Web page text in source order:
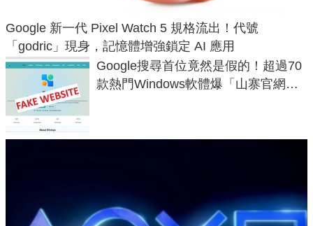
Google 新一代 Pixel Watch 5 規格流出！代號
「godric」現身，記憶體增強鎖定 AI 應用
Google搜尋首位竟然是假的！超過70
款熱門Windows軟體爆「山寨官網」